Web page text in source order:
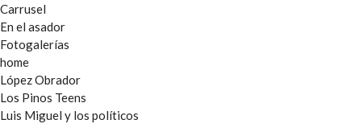
Carrusel
En el asador
Fotogalerías
home
López Obrador
Los Pinos Teens
Luis Miguel y los políticos